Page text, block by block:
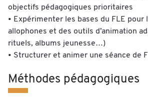
objectifs pédagogiques prioritaires
• Expérimenter les bases du FLE pour
allophones et des outils d’animation
rituels, albums jeunesse…)
• Structurer et animer une séance de
Méthodes pédagogiques